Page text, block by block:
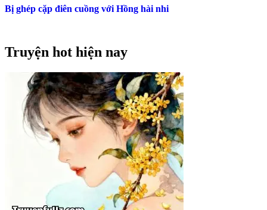
Bị ghép cặp điên cuồng với Hồng hài nhi
Truyện hot hiện nay